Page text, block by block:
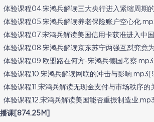
体验课程04.宋鸿兵解读三大央行进入紧缩周期
体验课程05.宋鸿兵解读养老保险账户空心化
体验课程07.宋鸿兵解读美国信用卡获准进入中
体验课程08.宋鸿兵解读京东苏宁两强互怼究竟
体验课程09.欧盟路在何方-宋鸿兵德国考察
体验课程10.宋鸿兵解读网联的冲击与影响
体验课程11.宋鸿兵解读无现金支付与市场秩序的
体验课程12.宋鸿兵解读美国能否重振制造业
课[874.25M]